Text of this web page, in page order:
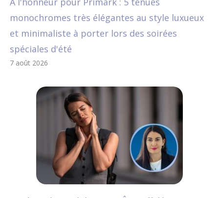
monochromes très élégantes au style luxueux
et minimaliste à porter lors des soirées
spéciales d'été
7 août 2026